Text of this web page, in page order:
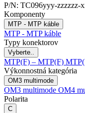
P/N: TC096yyy-zzzzzz-
Komponenty
MTP - MTP káble
MTP - MTP káble
Typy konektorov
Vyberte..
MTP(F) – MTP(F)
Výkonnostná kategória
OM3 multimode
OM3 multimode OM4
Polarita
C